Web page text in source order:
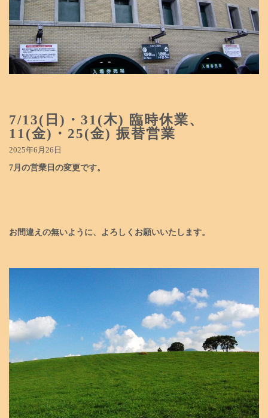
7/13(日)・31(木) 臨時休業、
11(金)・25(金) 振替営業
2025年6月26日
7月の営業日の変更です。
お間違えの無いように、よろしく お願いいたします。